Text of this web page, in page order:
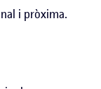
i pròxima.